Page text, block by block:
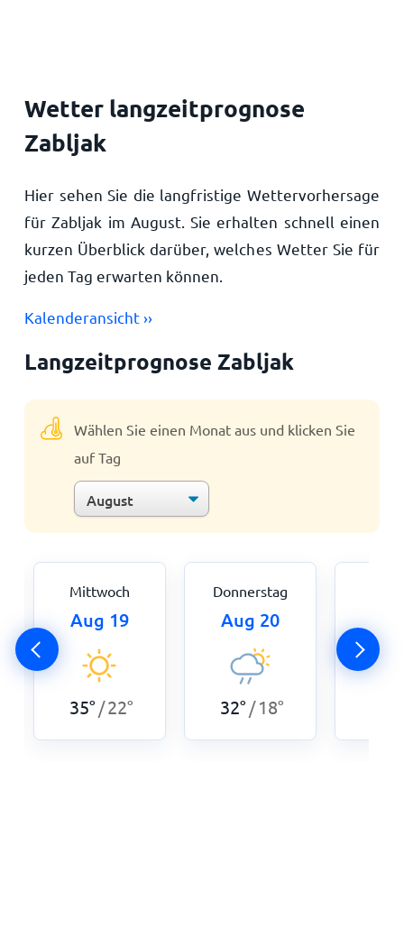
Wetter langzeitprognose
Zabljak
Hier sehen Sie die langfristige Wettervorhersage
für Zabljak im August. Sie erhalten schnell einen
kurzen Überblick darüber, welches Wetter Sie für
jeden Tag erwarten können.
Kalenderansicht ››
Langzeitprognose Zabljak
Wählen Sie einen Monat aus und klicken Sie
auf Tag
Mittwoch
Aug 19
35° /22°
Donnerstag
Aug 20
32° /18°